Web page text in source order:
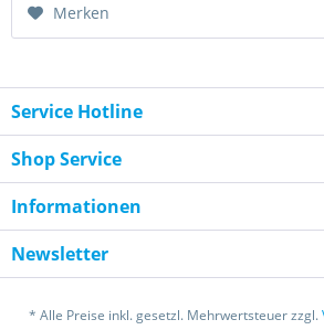
Merken
Service Hotline
Shop Service
Informationen
Newsletter
* Alle Preise inkl. gesetzl. Mehrwertsteuer zzgl.